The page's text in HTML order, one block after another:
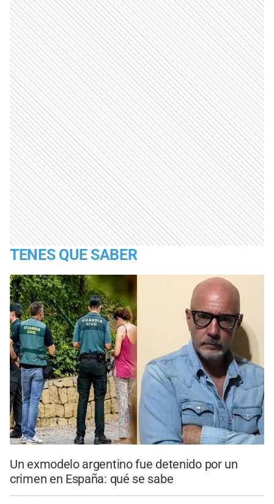
TENES QUE SABER
Un exmodelo argentino fue detenido por un
crimen en España: qué se sabe